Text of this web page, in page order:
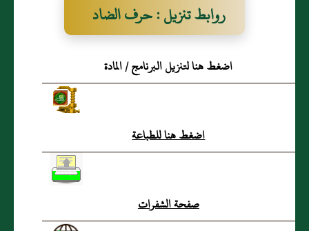
روابط تنزيل : حرف الضاد
المعجمة
اضغط هنا لتنزيل البرنامج / المادة
اضغط هنا للطباعة
صفحة الشفرات